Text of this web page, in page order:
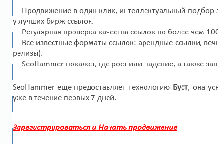
— Продвижение в один клик, интеллектуальный подбор
у лучших бирж ссылок.
— Регулярная проверка качества ссылок по более чем
— Все известные форматы ссылок: арендные ссылки,
релизы).
— SeoHammer покажет, где рост или падение, а также
SeoHammer еще предоставляет технологию Буст, она
уже в течение первых 7 дней.
Зарегистрироваться и Начать продвижение